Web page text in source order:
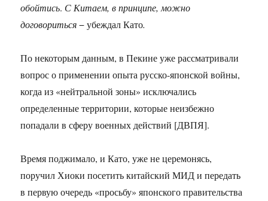
обойтись. С Китаем, в принципе, можно
договориться− убеждал Като.
По некоторым данным, в Пекине уже рассматривали
вопрос о применении опыта русско-японской войны,
когда из «нейтральной зоны» исключались
определенные территории, которые неизбежно
попадали в сферу военных действий [ДВПЯ].
Время поджимало, и Като, уже не церемонясь,
поручил Хиоки посетить китайский МИД и передать
в первую очередь «просьбу» японского правительства